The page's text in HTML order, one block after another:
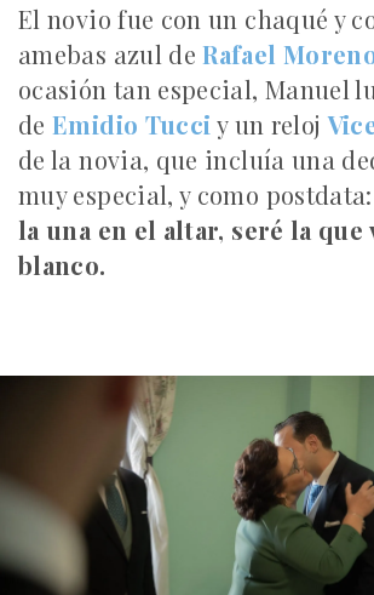
El novio fue con un chaqué y
amebas azul deRafael
ocasión tan especial, Manuel
deEmidio Tucci y un reloj
de la novia, que incluía una
muy especial, y como
la una en el altar, seré la que
blanco.